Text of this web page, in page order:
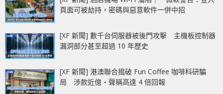
頁面可被劫持，密碼與惡意軟件一併中招
[XF 新聞] 數千台伺服器被後門攻擊 主機板控制器
漏洞部分甚至超過 10 年歷史
[XF 新聞] 港澳聯合搗破 Fun Coffee 咖啡科研騙
局 涉款近億‧聲稱高達 4 倍回報